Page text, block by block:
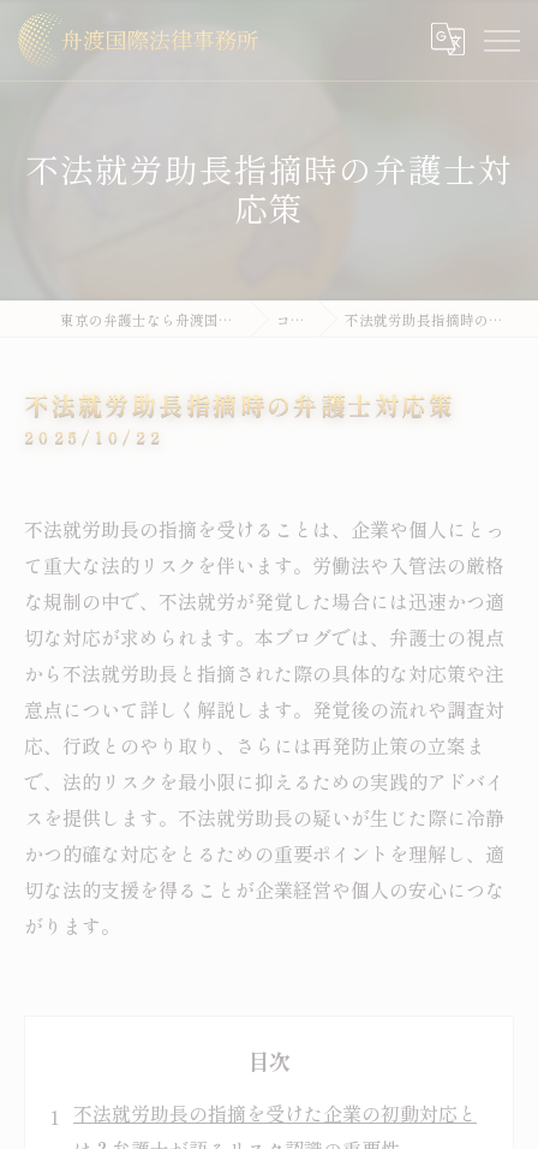
不法就労助長指摘時の弁護士対
応策
東京の弁護士なら舟渡国際法律事務所 コラム 不法就労助長指摘時の弁護士対応策
不法就労助長指摘時の弁護士対応策
2025/10/22
不法就労助長の指摘を受けることは、企業や個人にとっ
て重大な法的リスクを伴います。労働法や入管法の厳格
な規制の中で、不法就労が発覚した場合には迅速かつ適
切な対応が求められます。本ブログでは、弁護士の視点
から不法就労助長と指摘された際の具体的な対応策や注
意点について詳しく解説します。発覚後の流れや調査対
応、行政とのやり取り、さらには再発防止策の立案ま
で、法的リスクを最小限に抑えるための実践的アドバイ
スを提供します。不法就労助長の疑いが生じた際に冷静
かつ的確な対応をとるための重要ポイントを理解し、適
切な法的支援を得ることが企業経営や個人の安心につな
がります。
目次
不法就労助長の指摘を受けた企業の初動対応と